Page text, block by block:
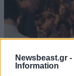
Newsbeast.gr -
Information